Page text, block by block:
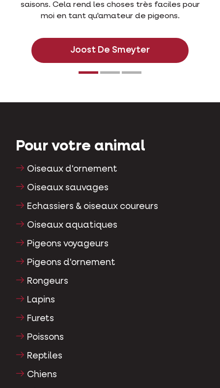
saisons. Cela rend les choses très faciles pour
moi en tant qu'amateur de pigeons.
Joost De Smeyter
Pour votre animal
Oiseaux d'ornement
Oiseaux sauvages
Echassiers & oiseaux coureurs
Oiseaux aquatiques
Pigeons voyageurs
Pigeons d'ornement
Rongeurs
Lapins
Furets
Poissons
Reptiles
Chiens